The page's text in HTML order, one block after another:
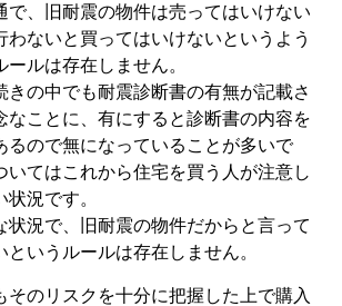
で、旧耐震の物件は売ってはいけない
わないと買ってはいけないというよう
ルは存在しません。
きの中でも耐震診断書の有無が記載さ
なことに、有にすると診断書の内容を
るので無になっていることが多いで
いてはこれから住宅を買う人が注意し
況です。
状況で、旧耐震の物件だからと言って
いうルールは存在しません。
そのリスクを十分に把握した上で購入